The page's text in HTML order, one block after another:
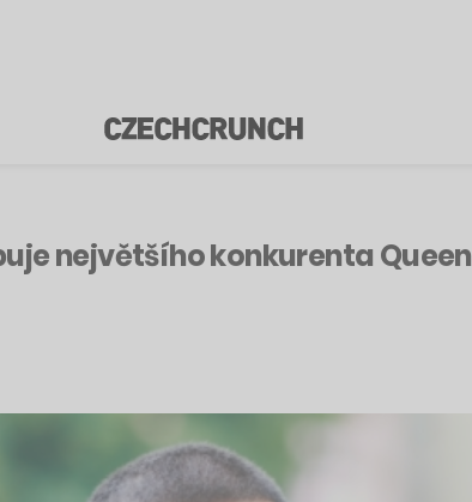
největšího konkurenta